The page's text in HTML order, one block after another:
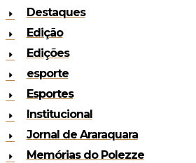
Destaques
Edição
Edições
esporte
Esportes
Institucional
Jornal de Araraquara
Memórias do Polezze